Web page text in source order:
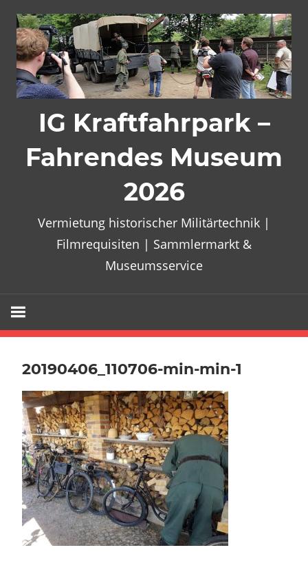
Inhalt
springen
IG Kraftfahrpark –
Fahrendes Museum
2026
Vermietung historischer Militärtechnik |
Filmrequisiten | Sammlermarkt &
Museumsservice
20190406_110706-min-min-1